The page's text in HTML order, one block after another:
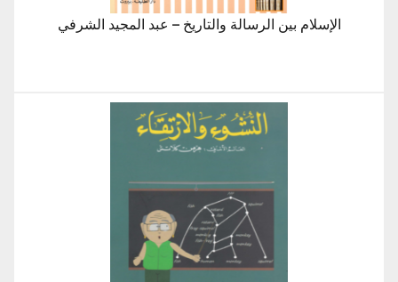
الإسلام بين الرسالة والتاريخ – عبد المجيد الشرفي